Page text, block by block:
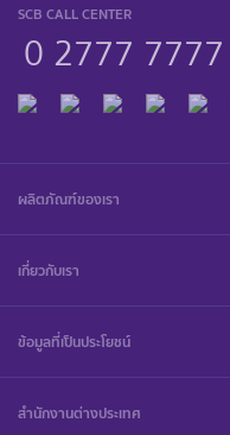
SCB CALL CENTER
0 2777 7777
ผลิตภัณฑ์ของเรา
เกี่ยวกับเรา
ข้อมูลที่เป็นประโยชน์
สำนักงานต่างประเทศ